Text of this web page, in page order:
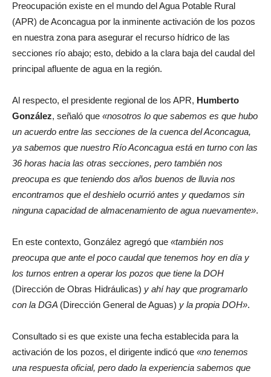
Preocupación existe en el mundo del Agua Potable Rural
(APR) de Aconcagua por la inminente activación de los pozos
en nuestra zona para asegurar el recurso hídrico de las
secciones río abajo; esto, debido a la clara baja del caudal del
principal afluente de agua en la región.
Al respecto, el presidente regional de los APR, Humberto
González, señaló que «nosotros lo que sabemos es que hubo
un acuerdo entre las secciones de la cuenca del Aconcagua,
ya sabemos que nuestro Río Aconcagua está en turno con las
36 horas hacia las otras secciones, pero también nos
preocupa es que teniendo dos años buenos de lluvia nos
encontramos que el deshielo ocurrió antes y quedamos sin
ninguna capacidad de almacenamiento de agua nuevamente».
En este contexto, González agregó que «también nos
preocupa que ante el poco caudal que tenemos hoy en día y
los turnos entren a operar los pozos que tiene la DOH
(Dirección de Obras Hidráulicas) y ahí hay que programarlo
con la DGA (Dirección General de Aguas) y la propia DOH».
Consultado si es que existe una fecha establecida para la
activación de los pozos, el dirigente indicó que «no tenemos
una respuesta oficial, pero dado la experiencia sabemos que